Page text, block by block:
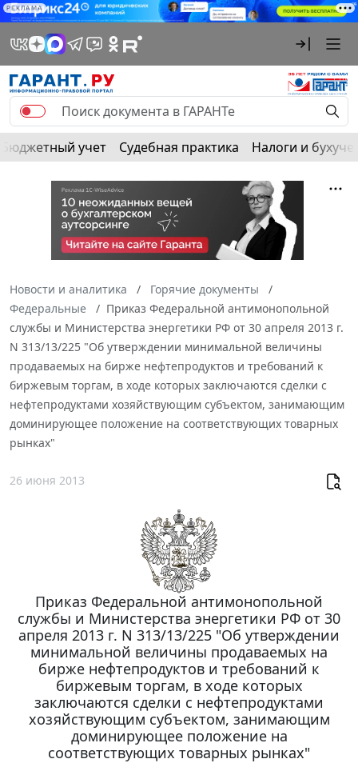
РЕКЛАМА
Бюджетный учет Судебная практика Налоги и
Новости и аналитика
Горячие документы
Федеральные
Приказ Федеральной антимонопольной
службы и Министерства энергетики РФ от 30 апреля 2013 г.
N 313/13/225 "Об утверждении минимальной величины
продаваемых на бирже нефтепродуктов и требований к
биржевым торгам, в ходе которых заключаются сделки с
нефтепродуктами хозяйствующим субъектом, занимающим
доминирующее положение на соответствующих товарных
рынках"
26 июня 2013
Приказ Федеральной антимонопольной
службы и Министерства энергетики РФ от 30
апреля 2013 г. N 313/13/225 "Об утверждении
минимальной величины продаваемых на
бирже нефтепродуктов и требований к
биржевым торгам, в ходе которых
заключаются сделки с нефтепродуктами
хозяйствующим субъектом, занимающим
доминирующее положение на
соответствующих товарных рынках"